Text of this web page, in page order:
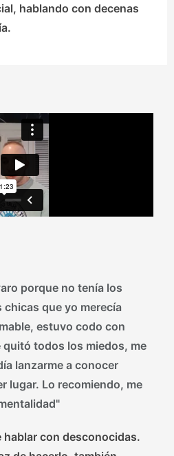
hablando con decenas
porque no tenía los
que yo merecía
estuvo codo con
quitó todos los miedos, me
lanzarme a conocer
lugar. Lo recomiendo, me
hablar con desconocidas.